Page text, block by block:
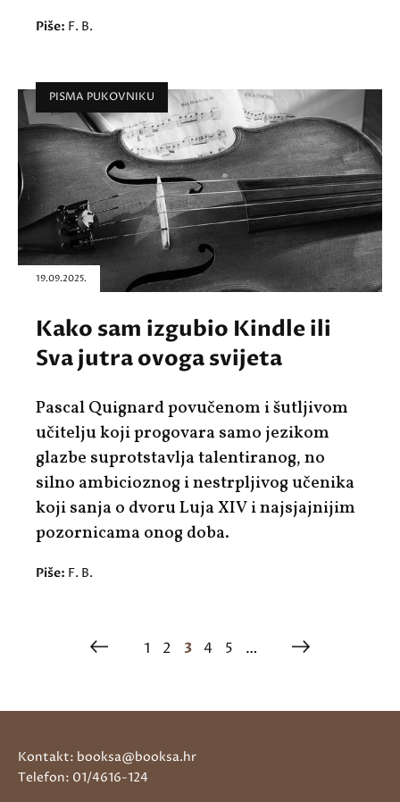
Piše: F. B.
PISMA PUKOVNIKU
19.09.2025.
Kako sam izgubio Kindle ili
Sva jutra ovoga svijeta
Pascal Quignard povučenom i šutljivom
učitelju koji progovara samo jezikom
glazbe suprotstavlja talentiranog, no
silno ambicioznog i nestrpljivog učenika
koji sanja o dvoru Luja XIV i najsjajnijim
pozornicama onog doba.
Piše: F. B.
1 2 3 4 5 …
Kontakt: booksa@booksa.hr
Telefon: 01/4616-124